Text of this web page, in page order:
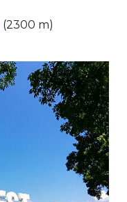
(2300 m)